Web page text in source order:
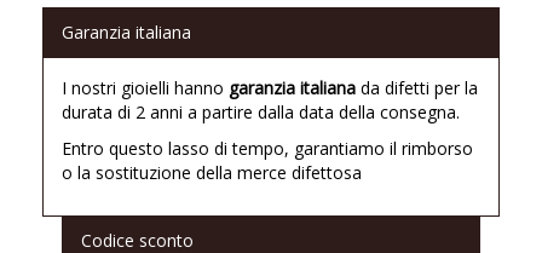
Garanzia italiana
I nostri gioielli hanno garanzia italiana da difetti per la
durata di 2 anni a partire dalla data della consegna.
Entro questo lasso di tempo, garantiamo il rimborso
o la sostituzione della merce difettosa
Codice sconto